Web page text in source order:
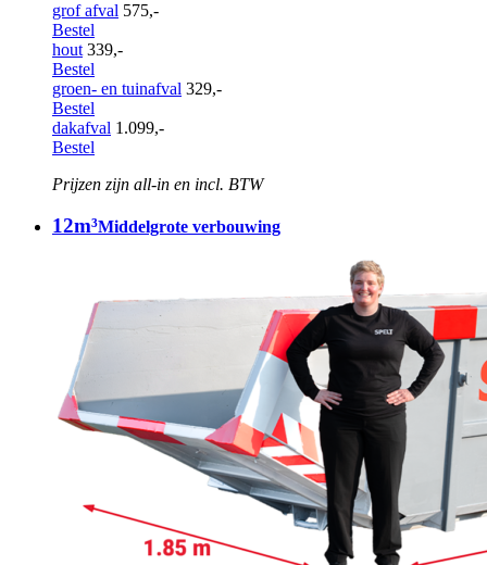
grof afval 575,-
Bestel
hout 339,-
Bestel
groen- en tuinafval 329,-
Bestel
dakafval 1.099,-
Bestel
Prijzen zijn all-in en incl. BTW
12m³Middelgrote verbouwing